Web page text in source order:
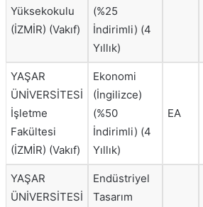
Yüksekokulu
(İZMİR) (Vakıf)
(%25
İndirimli) (4
Yıllık)
YAŞAR
ÜNİVERSİTESİ
İşletme
Fakültesi
(İZMİR) (Vakıf)
Ekonomi
(İngilizce)
(%50
İndirimli) (4
Yıllık)
EA
YAŞAR
ÜNİVERSİTESİ
Endüstriyel
Tasarım